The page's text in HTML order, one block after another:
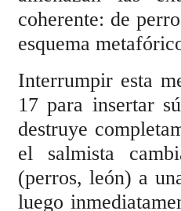
coherente: de
esquema
Interrumpir esta
17 para insertar
destruye
el salmista
(perros, león) a
luego